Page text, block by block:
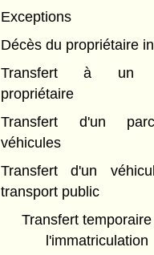
Exceptions
Décès du propriétaire
Transfert à un
propriétaire
Transfert d'un
véhicules
Transfert d'un
transport public
Transfert
l'immatriculation